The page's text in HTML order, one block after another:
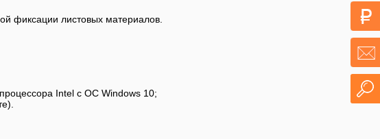
фиксации листовых материалов.
Intel с ОС Windows 10;